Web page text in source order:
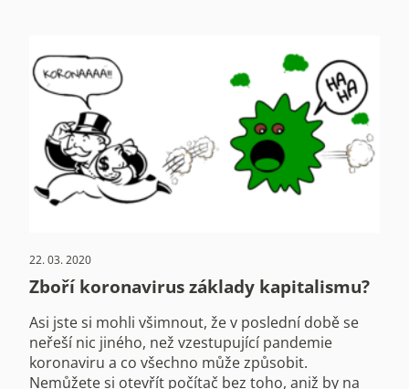
22. 03. 2020
Zboří koronavirus základy kapitalismu?
Asi jste si mohli všimnout, že v poslední době se
neřeší nic jiného, než vzestupující pandemie
koronaviru a co všechno může způsobit.
Nemůžete si otevřít počítač bez toho, aniž by na